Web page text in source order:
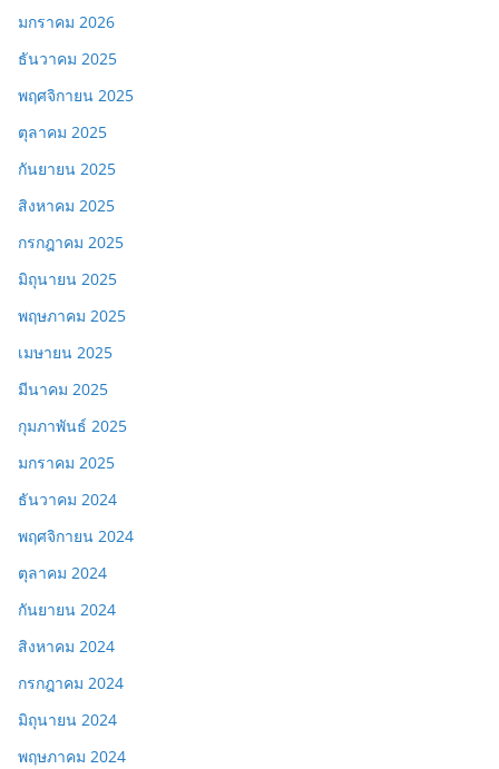
มกราคม 2026
ธันวาคม 2025
พฤศจิกายน 2025
ตุลาคม 2025
กันยายน 2025
สิงหาคม 2025
กรกฎาคม 2025
มิถุนายน 2025
พฤษภาคม 2025
เมษายน 2025
มีนาคม 2025
กุมภาพันธ์ 2025
มกราคม 2025
ธันวาคม 2024
พฤศจิกายน 2024
ตุลาคม 2024
กันยายน 2024
สิงหาคม 2024
กรกฎาคม 2024
มิถุนายน 2024
พฤษภาคม 2024